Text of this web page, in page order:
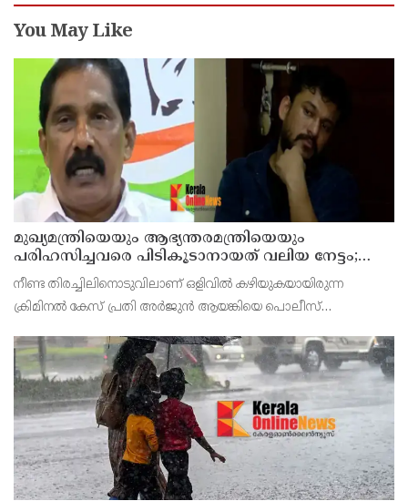
You May Like
മുഖ്യമന്ത്രിയെയും ആഭ്യന്തരമന്ത്രിയെയും
പരിഹസിച്ചവരെ പിടികൂടാനായത് വലിയ നേട്ടം;
കണ്ണൂര്‍ ഡിസിസി പ്രസിഡന്റ്
നീണ്ട തിരച്ചിലിനൊടുവിലാണ് ഒളിവില്‍ കഴിയുകയായിരുന്ന
ക്രിമിനല്‍ കേസ് പ്രതി അര്‍ജുന്‍ ആയങ്കിയെ പൊലീസ്